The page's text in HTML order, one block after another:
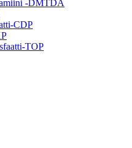
-DMTDA
CDP
TOP